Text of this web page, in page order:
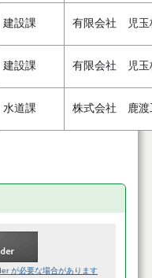
建設課 有限会社 児玉
建設課 有限会社 児玉
水道課 株式会社 鹿渡
が必要な場合があります